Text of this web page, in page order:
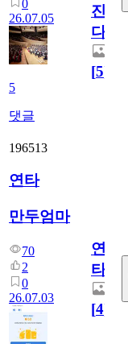
0
26.07.05
5
댓글
진
다.
[5]
196513
연타
만두엄마
70
2
0
26.07.03
연
타
[4]